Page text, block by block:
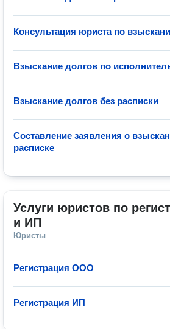
Консультация юриста по
Взыскание долгов по
Взыскание долгов без расписки
Составление заявления о
расписке
Услуги юристов по
и ИП
Юристы
Регистрация ООО
Регистрация ИП